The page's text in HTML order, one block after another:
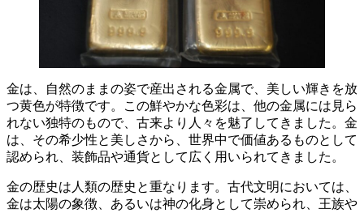
金は、自然のままの姿で産出される金属で、美しい輝きを放
つ黄色が特徴です。
この鮮やかな色彩は、他の金属には見ら
れない独特のもので、古来より人々を魅了してきました。金
は、その希少性と美しさから、世界中で価値あるものとして
認められ、装飾品や通貨として広く用いられてきました。
金の歴史は人類の歴史と重なります。古代文明においては、
金は太陽の象徴、あるいは神の化身として崇められ、王族や